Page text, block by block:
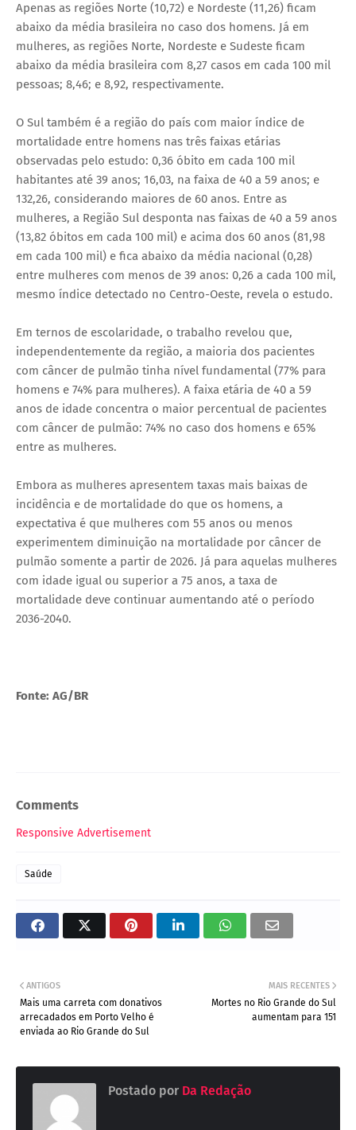
Apenas as regiões Norte (10,72) e Nordeste (11,26) ficam
abaixo da média brasileira no caso dos homens. Já em
mulheres, as regiões Norte, Nordeste e Sudeste ficam
abaixo da média brasileira com 8,27 casos em cada 100 mil
pessoas; 8,46; e 8,92, respectivamente.
O Sul também é a região do país com maior índice de
mortalidade entre homens nas três faixas etárias
observadas pelo estudo: 0,36 óbito em cada 100 mil
habitantes até 39 anos; 16,03, na faixa de 40 a 59 anos; e
132,26, considerando maiores de 60 anos. Entre as
mulheres, a Região Sul desponta nas faixas de 40 a 59 anos
(13,82 óbitos em cada 100 mil) e acima dos 60 anos (81,98
em cada 100 mil) e fica abaixo da média nacional (0,28)
entre mulheres com menos de 39 anos: 0,26 a cada 100 mil,
mesmo índice detectado no Centro-Oeste, revela o estudo.
Em ternos de escolaridade, o trabalho revelou que,
independentemente da região, a maioria dos pacientes
com câncer de pulmão tinha nível fundamental (77% para
homens e 74% para mulheres). A faixa etária de 40 a 59
anos de idade concentra o maior percentual de pacientes
com câncer de pulmão: 74% no caso dos homens e 65%
entre as mulheres.
Embora as mulheres apresentem taxas mais baixas de
incidência e de mortalidade do que os homens, a
expectativa é que mulheres com 55 anos ou menos
experimentem diminuição na mortalidade por câncer de
pulmão somente a partir de 2026. Já para aquelas mulheres
com idade igual ou superior a 75 anos, a taxa de
mortalidade deve continuar aumentando até o período
2036-2040.
Fonte: AG/BR
Comments
Responsive Advertisement
Saúde
MAIS RECENTES
Mortes no Rio Grande do Sul
aumentam para 151
ANTIGOS
Mais uma carreta com donativos
arrecadados em Porto Velho é
enviada ao Rio Grande do Sul
Postado por Da Redação